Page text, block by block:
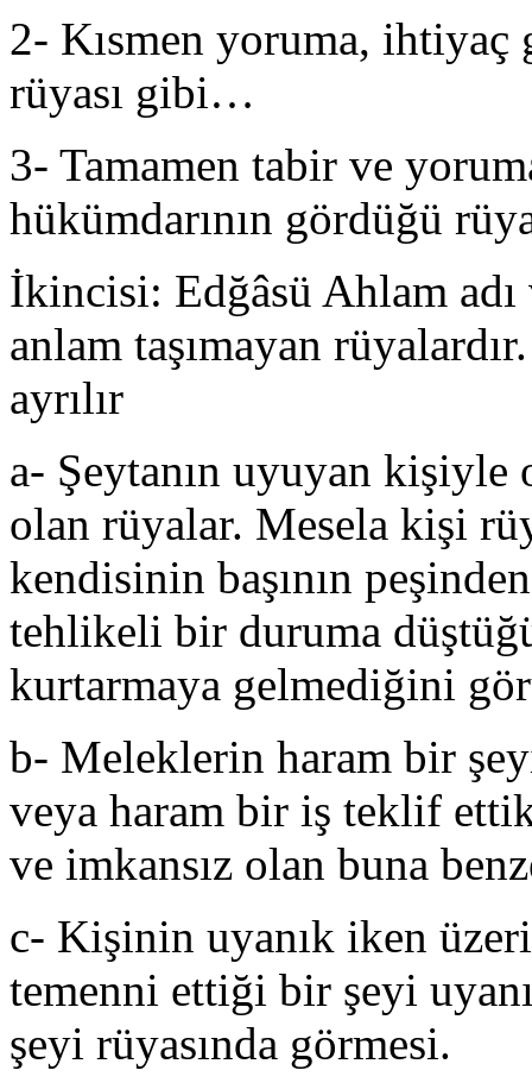
2- Kısmen yoruma, ihtiyaç
rüyası gibi…
3- Tamamen tabir ve
hükümdarının gördüğü
İkincisi: Edğâsü Ahlam
anlam taşımayan
ayrılır
a- Şeytanın uyuyan kişiyle
olan rüyalar. Mesela kişi
kendisinin başının
tehlikeli bir duruma
kurtarmaya gelmediğini
b- Meleklerin haram bir
veya haram bir iş teklif
ve imkansız olan buna
c- Kişinin uyanık iken
temenni ettiği bir şeyi
şeyi rüyasında görmesi.